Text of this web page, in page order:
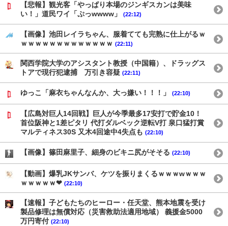
【悲報】観光客「やっぱり本場のジンギスカンは美味
い！」道民ワイ「ぷっwwww」
(22:12)
【画像】池田レイラちゃん、服着てても完熟に仕上がるｗ
ｗｗｗｗｗｗｗｗｗｗｗｗｗ (22:11)
関西学院大学のアシスタント教授（中国籍）、ドラッグス
トアで現行犯逮捕 万引き容疑 (22:11)
ゆっこ「麻衣ちゃんなんか、大っ嫌い！！！」 (22:10)
【広島対巨人14回戦】巨人が今季最多17安打で貯金10！
首位阪神と1差ピタリ 代打ダルベック逆転V打 泉口猛打賞
マルティネス30S 又木4回途中4失点も (22:10)
【画像】篠田麻里子、細身のビキニ尻がそそる (22:10)
【動画】爆乳JKサンバ、ケツを振りまくるｗｗｗwｗｗｗ
ｗｗｗｗｗ❤ (22:10)
【速報】子どもたちのヒーロー・任天堂、熊本地震を受け
製品修理は無償対応（災害救助法適用地域） 義援金5000
万円寄付 (22:10)